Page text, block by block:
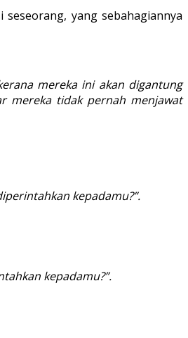
yang sebahagiannya
mereka ini akan digantung
mereka tidak pernah menjawat
kepadamu?”.
kepadamu?”.